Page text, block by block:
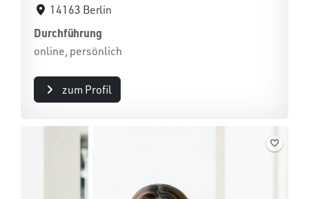
14163 Berlin
Durchführung
online, persönlich
zum Profil